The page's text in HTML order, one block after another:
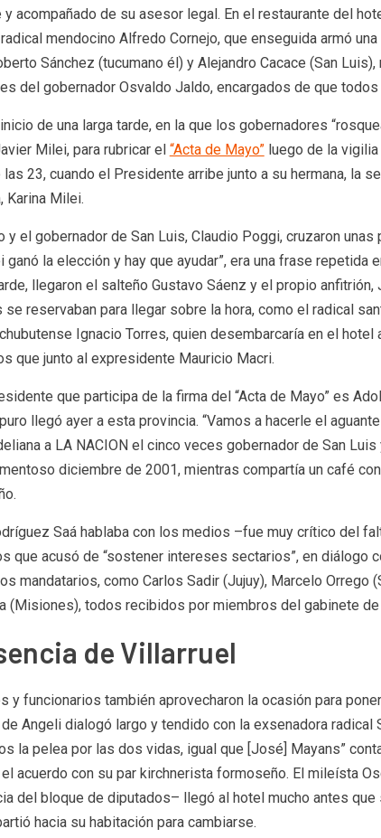
acompañado de su asesor legal. En el restaurante del
mendocino Alfredo Cornejo, que enseguida armó
Sánchez (tucumano él) y Alejandro Cacace (San
del gobernador Osvaldo Jaldo, encargados de que
de una larga tarde, en la que los gobernadores
Milei, para rubricar el “Acta de Mayo”luego de la vigilia
23, cuando el Presidente arribe junto a su hermana, la
Karina Milei.
y el gobernador de San Luis, Claudio Poggi, cruzaron unas
ganó la elección y hay que ayudar”, era una frase repetida
llegaron el salteño Gustavo Sáenz y el propio anfitrión,
se reservaban para llegar sobre la hora, como el radical
Ignacio Torres, quien desembarcaría en el hotel
que junto al expresidente Mauricio Macri.
que participa de la firma del “Acta de Mayo” es
llegó ayer a esta provincia. “Vamos a hacerle el
a LA NACION el cinco veces gobernador de San
diciembre de 2001, mientras compartía un café
Saá hablaba con los medios –fue muy crítico del
que acusó de “sostener intereses sectarios”, en diálogo
mandatarios, como Carlos Sadir (Jujuy), Marcelo Orrego
(Misiones), todos recibidos por miembros del gabinete
de Villarruel
y funcionarios también aprovecharon la ocasión para
Angeli dialogó largo y tendido con la exsenadora radical
la pelea por las dos vidas, igual que [José] Mayans”
acuerdo con su par kirchnerista formoseño. El mileísta
del bloque de diputados– llegó al hotel mucho antes
hacia su habitación para cambiarse.